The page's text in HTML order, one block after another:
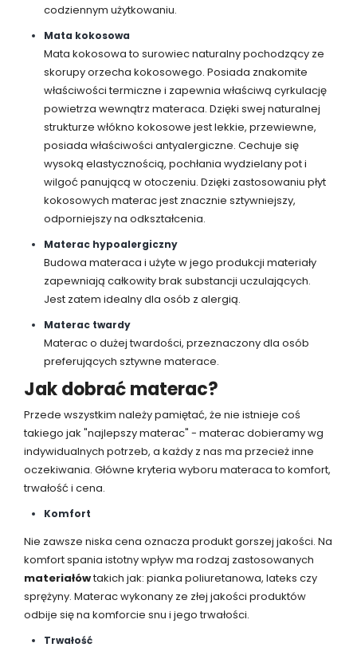
codziennym użytkowaniu.
Mata kokosowa
Mata kokosowa to surowiec naturalny pochodzący ze
skorupy orzecha kokosowego. Posiada znakomite
właściwości termiczne i zapewnia właściwą cyrkulację
powietrza wewnątrz materaca. Dzięki swej naturalnej
strukturze włókno kokosowe jest lekkie, przewiewne,
posiada właściwości antyalergiczne. Cechuje się
wysoką elastycznością, pochłania wydzielany pot i
wilgoć panującą w otoczeniu. Dzięki zastosowaniu płyt
kokosowych materac jest znacznie sztywniejszy,
odporniejszy na odkształcenia.
Materac hypoalergiczny
Budowa materaca i użyte w jego produkcji materiały
zapewniają całkowity brak substancji uczulających.
Jest zatem idealny dla osób z alergią.
Materac twardy
Materac o dużej twardości, przeznaczony dla osób
preferujących sztywne materace.
Jak dobrać materac?
Przede wszystkim należy pamiętać, że nie istnieje coś
takiego jak "najlepszy materac" - materac dobieramy wg
indywidualnych potrzeb, a każdy z nas ma przecież inne
oczekiwania. Główne kryteria wyboru materaca to komfort,
trwałość i cena.
Komfort
Nie zawsze niska cena oznacza produkt gorszej jakości. Na
komfort spania istotny wpływ ma rodzaj zastosowanych
materiałówtakich jak: pianka poliuretanowa, lateks czy
sprężyny. Materac wykonany ze złej jakości produktów
odbije się na komforcie snu i jego trwałości.
Trwałość